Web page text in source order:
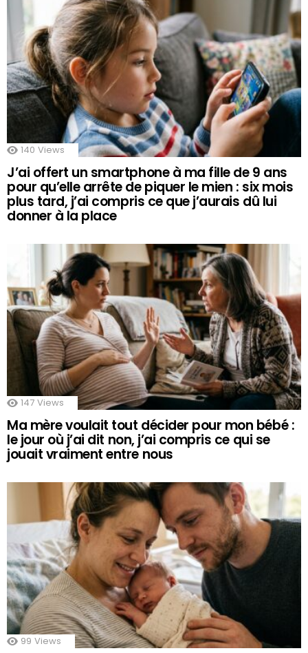
140 Views
J’ai offert un smartphone à ma fille de 9 ans
pour qu’elle arrête de piquer le mien : six mois
plus tard, j’ai compris ce que j’aurais dû lui
donner à la place
147 Views
Ma mère voulait tout décider pour mon bébé :
le jour où j’ai dit non, j’ai compris ce qui se
jouait vraiment entre nous
99 Views